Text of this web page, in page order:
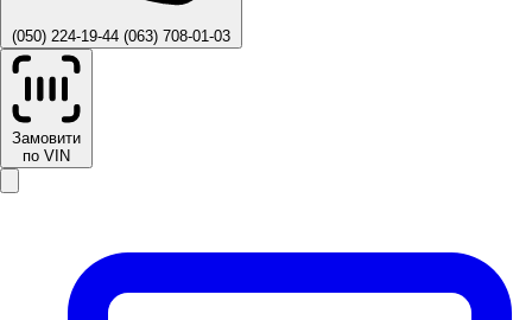
(050) 224-19-44 (063) 708-01-03
Замовити
по VIN